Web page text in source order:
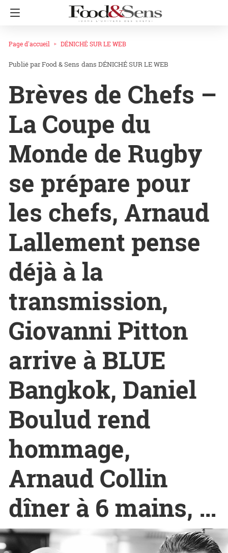
Page d'accueil DÉNICHÉ SUR LE WEB
Food & Sens dans DÉNICHÉ SUR LE WEB
Brèves de Chefs –
La Coupe du
Monde de Rugby
se prépare pour
les chefs, Arnaud
Lallement pense
déjà à la
transmission,
Giovanni Pitton
arrive à BLUE
Bangkok, Daniel
Boulud rend
hommage,
Arnaud Collin
dîner à 6 mains, …